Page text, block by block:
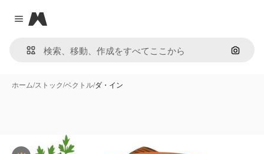
Close menu
Magnific
画像で
ホーム/ストック/ベクトル/ダ・イン